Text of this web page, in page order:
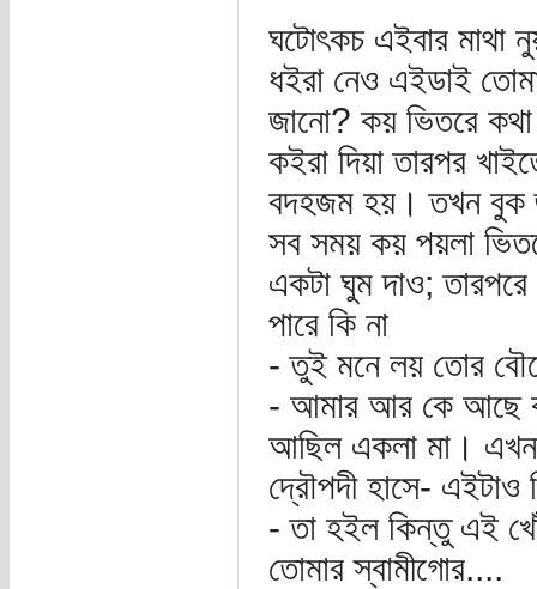
ঘটোৎকচ এইবার মাথা
ধইরা নেও এইডাই
জানো? কয় ভিতরে
কইরা দিয়া তারপর
বদহজম হয়। তখন বুক
সব সময় কয় পয়লা
একটা ঘুম দাও; তারপরে
পারে কি না
- তুই মনে লয় তোর
- আমার আর কে আছে
আছিল একলা মা।
দ্রৌপদী হাসে- এইটাও
- তা হইল কিন্তু এই
তোমার স্বামীগোর....